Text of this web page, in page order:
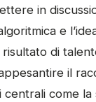
in
e
risultato di
il
come la